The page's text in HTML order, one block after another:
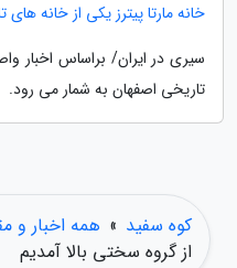
خانه مارتا پیترز یکی از خانه
سیری در ایران/ براساس اخبار
تاریخی اصفهان به شمار می رود.
کوه سفید » همه اخبار و
از گروه سختی بالا آمدیم